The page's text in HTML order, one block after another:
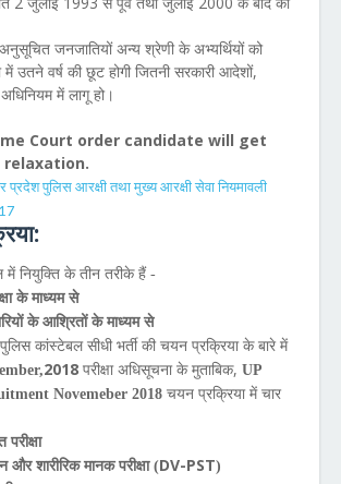
जनजातियों अन्य श्रेणी के अभ्यर्थियों को
उतने वर्ष की छूट होगी जितनी सरकारी आदेशों,
में लागू हो।
Court order candidate will get
relaxation.
प्रदेश पुलिस आरक्षी तथा मुख्य आरक्षी सेवा नियमावली
में नियुक्ति के तीन तरीके हैं -
के माध्यम से
के आश्रितों के माध्यम से
कांस्टेबल सीधी भर्ती की चयन प्रक्रिया के बारे में
2018 परीक्षा अधिसूचना के मुताबिक, UP
Novemeber 2018 चयन प्रक्रिया में चार
और शारीरिक मानक परीक्षा (DV-PST)